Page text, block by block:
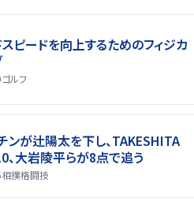
スピードを向上するためのフィジカ
ゴルフ
ンが辻陽太を下し、TAKESHITA
、大岩陵平らが8点で追う
相撲格闘技